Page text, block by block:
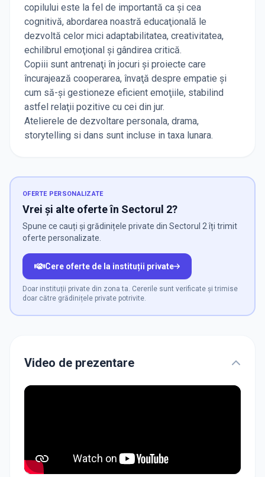
copilului este la fel de importantă ca şi cea
cognitivă, abordarea noastră educaţională le
dezvoltă celor mici adaptabilitatea, creativitatea,
echilibrul emoţional şi gândirea critică.
Copiii sunt antrenaţi în jocuri şi proiecte care
încurajează cooperarea, învaţă despre empatie şi
cum să-şi gestioneze eficient emoţiile, stabilind
astfel relaţii pozitive cu cei din jur.
Atelierele de dezvoltare personala, drama,
storytelling si dans sunt incluse in taxa lunara.
OFERTE PERSONALIZATE
Vrei și alte oferte în Sectorul 2?
Spune ce cauți și grădinițele private din Sectorul 2 îți trimit
oferte personalizate.
Cere oferte de la instituții private
Doar instituții private din zona ta. Cererile sunt verificate și trimise
doar către grădinițele private potrivite.
Video de prezentare